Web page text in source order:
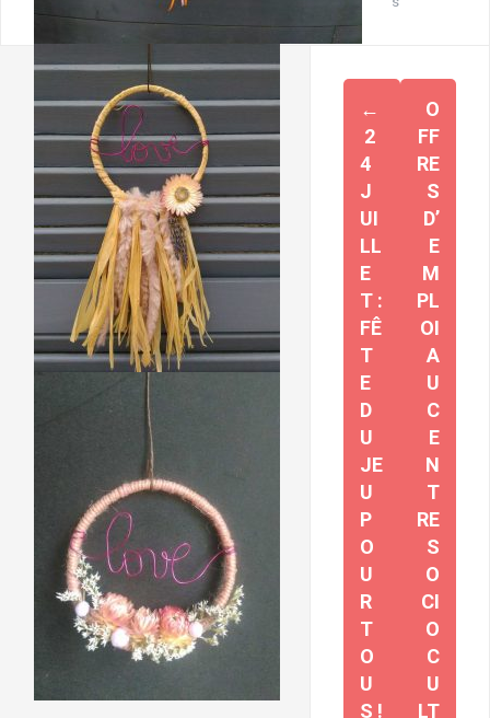
Navigation
d'article
←
2
4
J
UI
LL
E
T :
FÊ
T
E
D
U
JE
U
P
O
U
R
T
O
U
S !
O
FF
RE
S
D’
E
M
PL
OI
A
U
C
E
N
T
RE
S
O
CI
O
C
U
LT